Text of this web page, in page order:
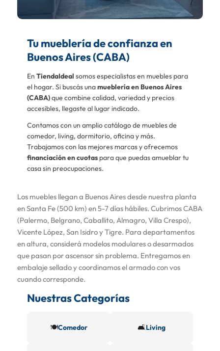
Tu mueblería de confianza en
Buenos Aires (CABA)
En TiendaIdeal somos especialistas en muebles para
el hogar. Si buscás unamueblería en Buenos Aires
(CABA)que combine calidad, variedad y precios
accesibles, llegaste al lugar indicado.
Contamos con un amplio catálogo de muebles de
comedor, living, dormitorio, oficina y más.
Trabajamos con las mejores marcas y ofrecemos
financiación en cuotas para que puedas amueblar tu
casa sin preocupaciones.
Los muebles llegan a Buenos Aires desde nuestra planta
en Santa Fe (500 km) en 5-7 días hábiles. Cubrimos CABA
(Palermo, Belgrano, Caballito, Almagro, Villa Crespo),
Vicente López, San Isidro y Tigre. Para departamentos
en altura, considerá modelos modulares o desarmados
que pasan por ascensor sin problema. Entregamos en
embalaje sellado y coordinamos el armado con vos
cuando corresponde.
Nuestras Categorías
🍽️Comedor 🛋️Living